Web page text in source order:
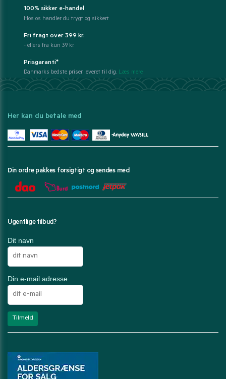
100% sikker e-handel
Hos os handler du trygt og sikkert
Fri fragt over 399 kr.
- ellers fra kun 39 kr.
Prisgaranti*
Danmarks bedste priser leveret til dig. Læs mere
Her kan du betale med
Din ordre pakkes forsigtigt og sendes med
Ugentlige tilbud?
Dit navn
Din e-mail adresse